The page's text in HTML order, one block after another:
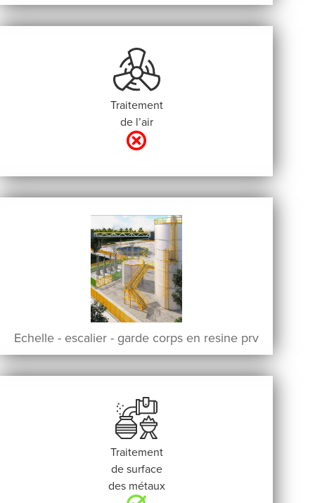
Traitement
de l’air
Echelle - escalier - garde corps en resine prv
Traitement
de surface
des métaux